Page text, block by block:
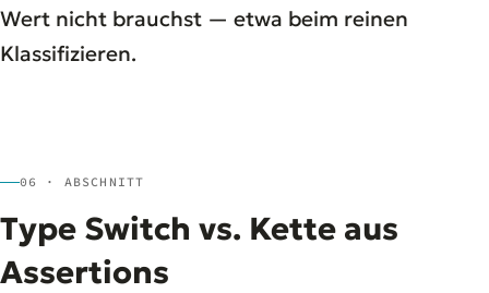
Wert nicht brauchst — etwa beim reinen
Klassifizieren.
06 · ABSCHNITT
Type Switch vs. Kette aus
Assertions